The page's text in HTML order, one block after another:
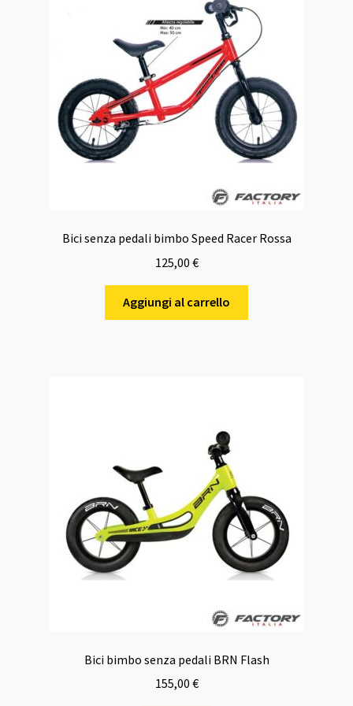
Bici senza pedali bimbo Speed Racer Rossa
125,00 €
Aggiungi al carrello
Bici bimbo senza pedali BRN Flash
155,00 €